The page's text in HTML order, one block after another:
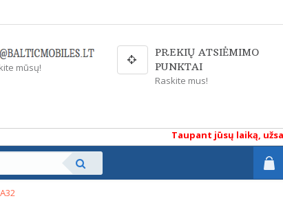
mūsų!
PREKIŲ ATSIĖMIMO
PUNKTAI
Raskite mus!
Taupant jūsų laiką,